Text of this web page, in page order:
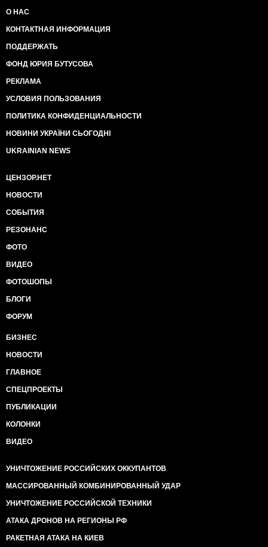
О НАС
КОНТАКТНАЯ ИНФОРМАЦИЯ
ПОДДЕРЖАТЬ
ФОНД ЮРИЯ БУТУСОВА
РЕКЛАМА
УСЛОВИЯ ПОЛЬЗОВАНИЯ
ПОЛИТИКА КОНФИДЕНЦИАЛЬНОСТИ
НОВИНИ УКРАЇНИ СЬОГОДНІ
UKRAINIAN NEWS
ЦЕНЗОР.НЕТ
НОВОСТИ
СОБЫТИЯ
РЕЗОНАНС
ФОТО
ВИДЕО
ФОТОШОПЫ
БЛОГИ
ФОРУМ
БИЗНЕС
НОВОСТИ
ГЛАВНОЕ
СПЕЦПРОЕКТЫ
ПУБЛИКАЦИИ
КОЛОНКИ
ВИДЕО
УНИЧТОЖЕНИЕ РОССИЙСКИХ ОККУПАНТОВ
МАССИРОВАННЫЙ КОМБИНИРОВАННЫЙ УДАР
УНИЧТОЖЕНИЕ РОССИЙСКОЙ ТЕХНИКИ
АТАКА ДРОНОВ НА РЕГИОНЫ РФ
РАКЕТНАЯ АТАКА НА КИЕВ